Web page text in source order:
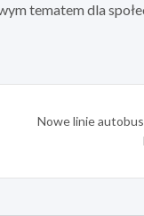
tematem dla
Nowe linie